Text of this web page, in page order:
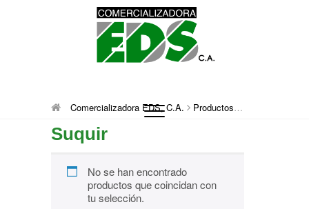
Comercializadora
EDS, C.A.
QUIRÚRGICO DESCARTABLE
Comercializadora EDS, C.A. Productos
Suquir
No se han encontrado
productos que coincidan con
tu selección.